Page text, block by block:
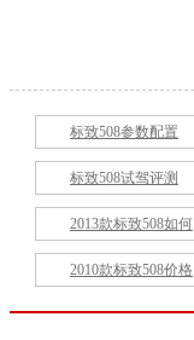
标致508参数配置
标致508试驾评测
2013款标致508如何
2010款标致508价格